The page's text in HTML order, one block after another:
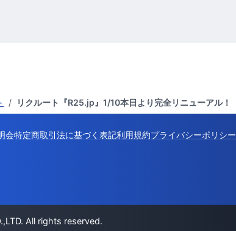
/ リクルート『R25.jp』1/10本日より完全リニューアル！
会特定商取引法に基づく表記利用規約プライバシーポリシー
All rights reserved.